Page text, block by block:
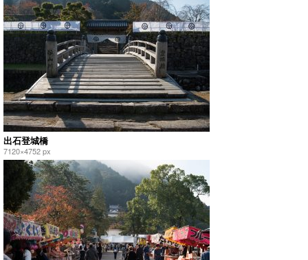
出石登城橋
7120×4752 px